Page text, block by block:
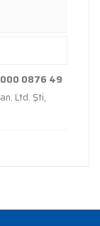
0876 49
Ltd. Şti,